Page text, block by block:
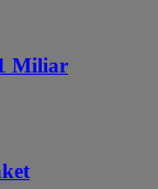
Miliar